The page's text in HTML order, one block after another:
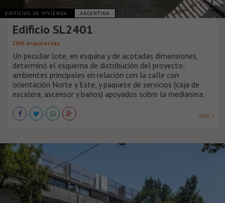
EDIFICIOS DE VIVIENDA ARGENTINA
Edificio SL2401
CMS arquitectas
Un peculiar lote, en esquina y de acotadas dimensiones,
determinó el esquema de distribución del proyecto:
ambientes principales en relación con la calle con
orientación Norte y Este, y paquete de servicios (caja de
escalera, ascensor y baños) apoyados sobre la medianera.
VER +